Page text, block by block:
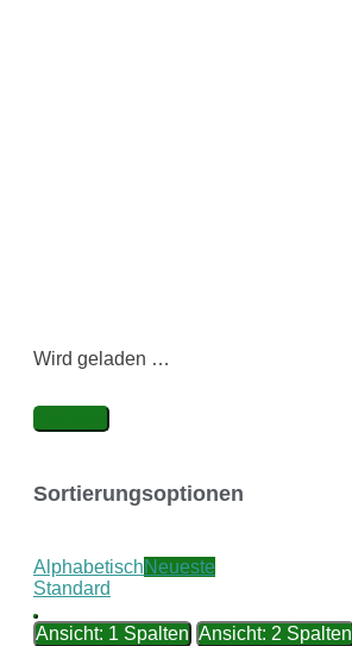
Wird geladen …
Sortierungsoptionen
AlphabetischNeueste
Standard
Ansicht: 1 Spalten Ansicht: 2 Spalten